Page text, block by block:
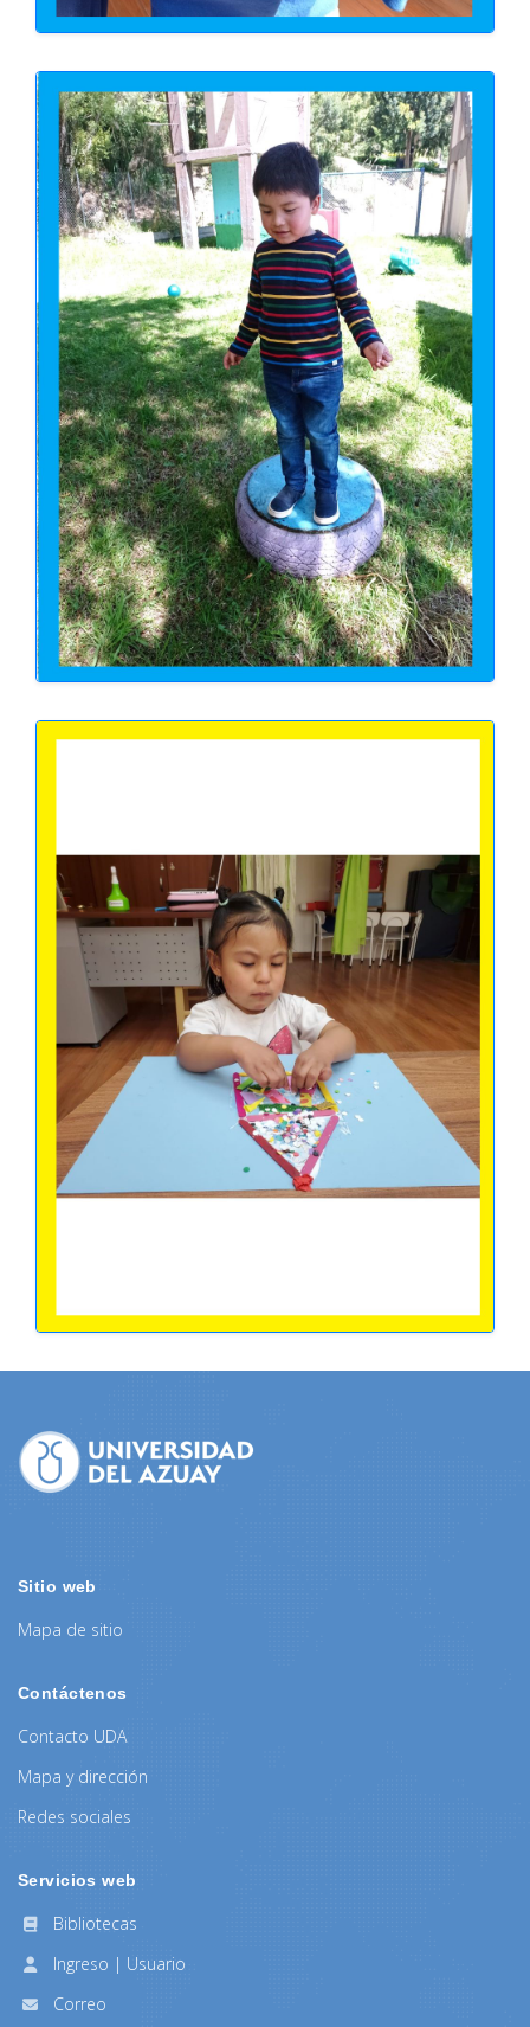
Sitio web
Mapa de sitio
Contáctenos
Contacto UDA
Mapa y dirección
Redes sociales
Servicios web
Bibliotecas
Ingreso | Usuario
Correo